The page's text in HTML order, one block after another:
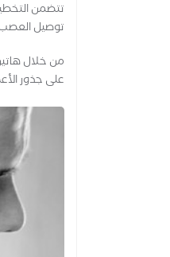
تتضمن
توصيل
من خلال
على جذور